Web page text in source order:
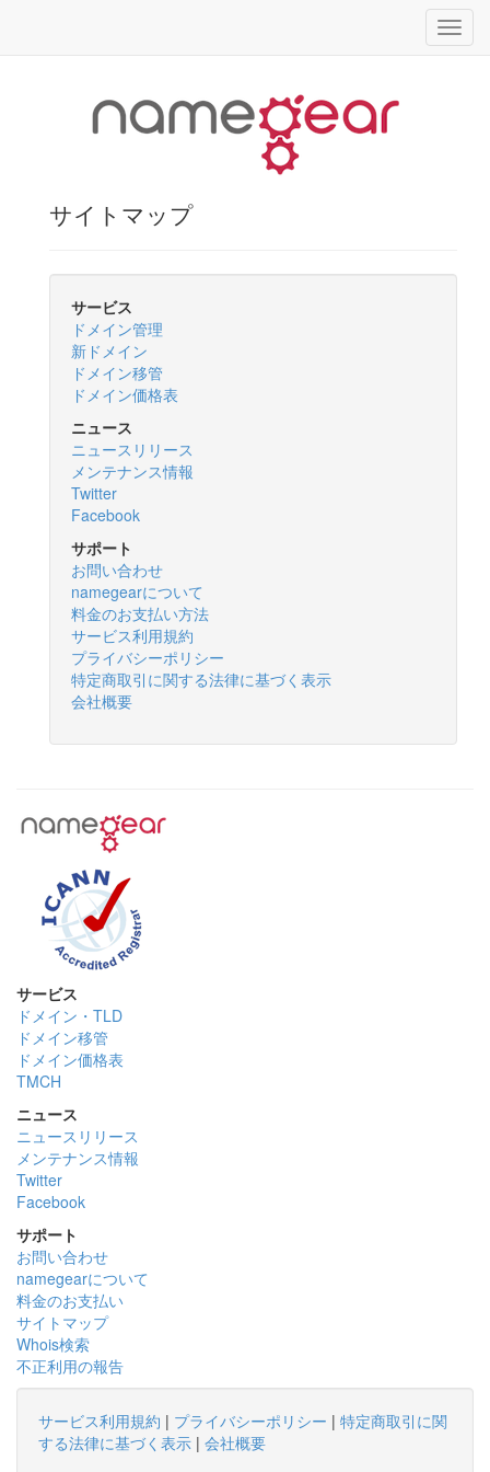
ナ
ビ
サイトマップ
サービス
ドメイン管理
新ドメイン
ドメイン移管
ドメイン価格表
ニュース
ニュースリリース
メンテナンス情報
Twitter
Facebook
サポート
お問い合わせ
namegearについて
料金のお支払い方法
サービス利用規約
プライバシーポリシー
特定商取引に関する法律に基づく表示
会社概要
サービス
ドメイン・TLD
ドメイン移管
ドメイン価格表
TMCH
ニュース
ニュースリリース
メンテナンス情報
Twitter
Facebook
サポート
お問い合わせ
namegearについて
料金のお支払い
サイトマップ
Whois検索
不正利用の報告
サービス利用規約 | プライバシーポリシー | 特定商取引に関
する法律に基づく表示 | 会社概要